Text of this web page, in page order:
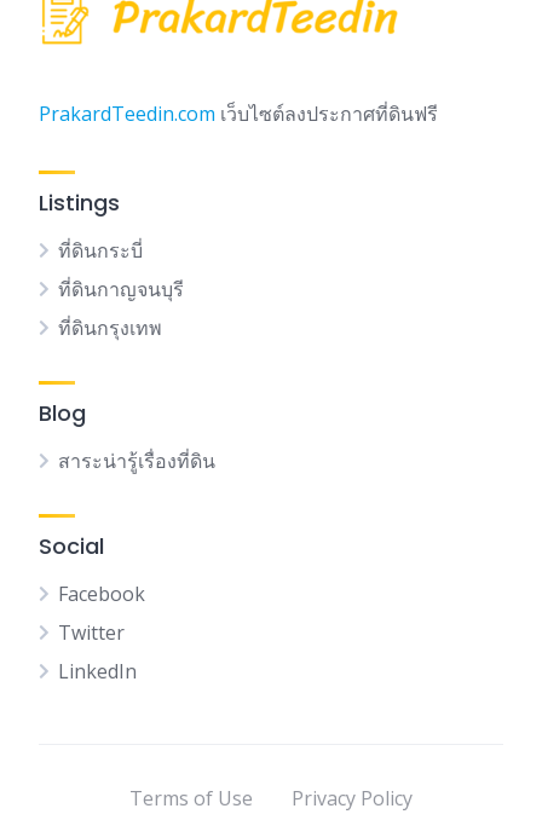
PrakardTeedin.com เว็บไซต์ลงประกาศที่ดินฟรี
Listings
ที่ดินกระบี่
ที่ดินกาญจนบุรี
ที่ดินกรุงเทพ
Blog
สาระน่ารู้เรื่องที่ดิน
Social
Facebook
Twitter
LinkedIn
Terms of Use Privacy Policy